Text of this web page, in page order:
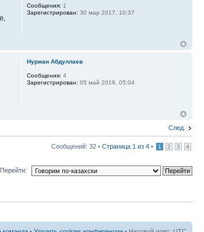
Сообщения: 1
Зарегистрирован: 30 мар 2017, 10:37
Нуржан Абдуллаев
Сообщения: 4
Зарегистрирован: 05 май 2016, 05:04
След.
Сообщений: 32 • Страница 1 из 4 • 1 2 3 4
Перейти: